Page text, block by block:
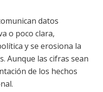
datos
o poco clara,
y se erosiona la
Aunque las cifras sean
de los hechos